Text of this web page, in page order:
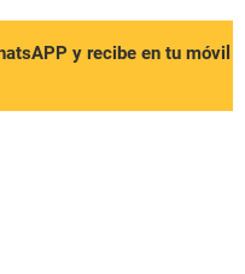
y recibe en tu móvil